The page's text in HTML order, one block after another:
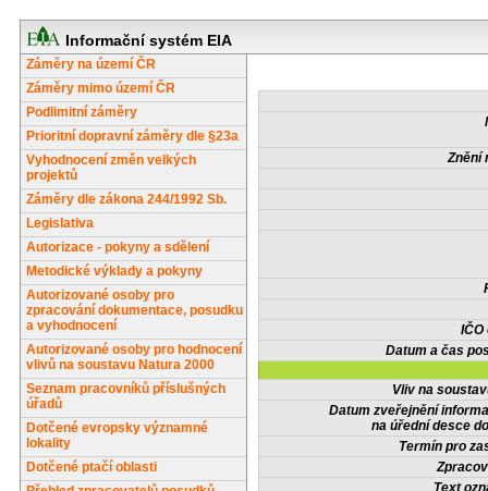
Informační systém EIA
Záměry na území ČR
Záměry mimo území ČR
Podlimitní záměry
Prioritní dopravní záměry dle §23a
Vyhodnocení změn velkých
projektů
Záměry dle zákona 244/1992 Sb.
Legislativa
Autorizace - pokyny a sdělení
Metodické výklady a pokyny
Autorizované osoby pro
zpracování dokumentace, posudku
a vyhodnocení
Autorizované osoby pro hodnocení
vlivů na soustavu Natura 2000
Seznam pracovníků příslušných
úřadů
Dotčené evropsky významné
lokality
Dotčené ptačí oblasti
Znění
IČO
Datum a čas
Vliv na
Datum zveřejnění
na úřední desce
Termín pro
Text